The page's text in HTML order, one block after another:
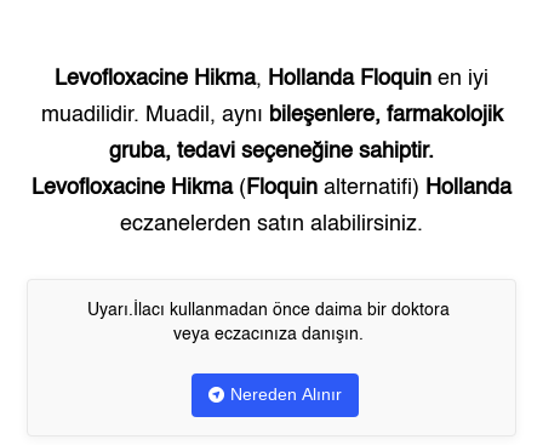
Levofloxacine Hikma, Hollanda Floquin en iyi
muadilidir. Muadil, aynı bileşenlere, farmakolojik
gruba, tedavi seçeneğine sahiptir.
Levofloxacine Hikma( Floquin alternatifi) Hollanda
eczanelerden satın alabilirsiniz.
Uyarı.İlacı kullanmadan önce daima bir doktora
veya eczacınıza danışın.
Nereden Alınır